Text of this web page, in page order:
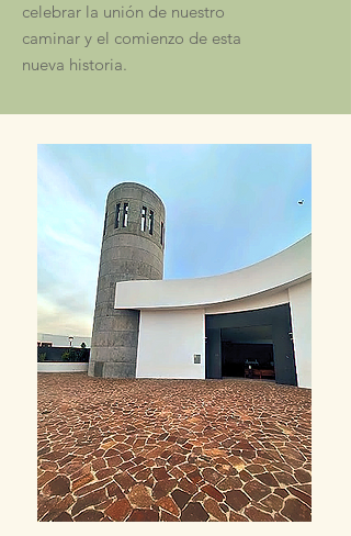
celebrar la unión de nuestro
caminar y el comienzo de esta
nueva historia.